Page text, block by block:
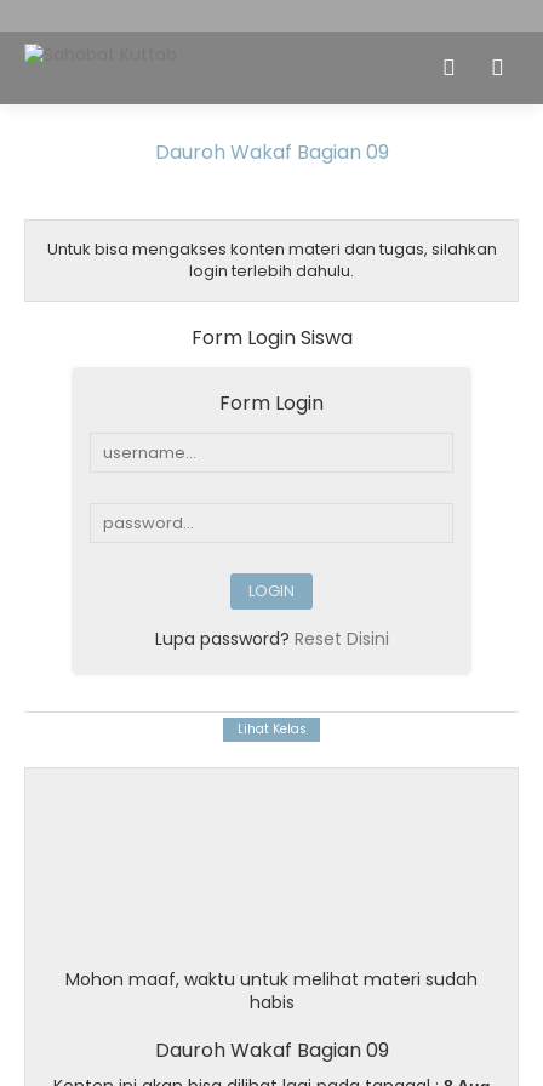
Dauroh Wakaf Bagian 09
Untuk bisa mengakses konten materi dan tugas, silahkan
login terlebih dahulu.
Form Login Siswa
Form Login
Lupa password? Reset Disini
Mohon maaf, waktu untuk melihat materi sudah
habis
Dauroh Wakaf Bagian 09